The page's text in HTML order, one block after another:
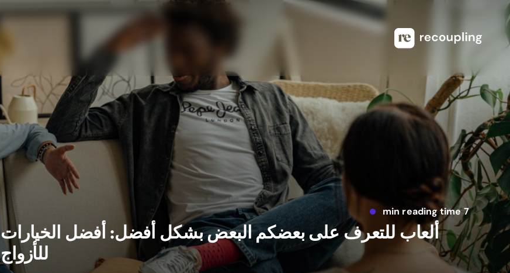
7 min reading time
ألعاب للتعرف على بعضكم البعض بشكل أفضل: أفضل الخيارات
للأزواج